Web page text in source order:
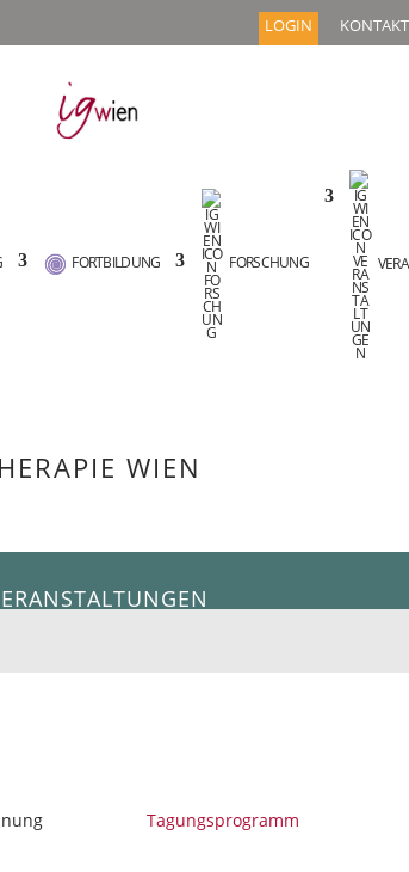
LOGIN KONTAKT
FORTBILDUNG FORSCHUNG
WIEN
Tagungsprogramm